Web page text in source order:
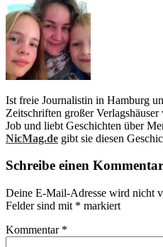
Ist freie Journalistin in Hamburg
Zeitschriften großer
Job und liebt Geschichten über
NicMag.de gibt sie diesen
Schreibe einen Kommentar
Deine E-Mail-Adresse wird nicht
Felder sind mit * markiert
Kommentar *